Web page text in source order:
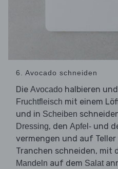
6. Avocado schneiden
Die Avocado halbieren
Fruchtfleisch mit einem
und in Scheiben
Dressing, den Apfel- und
vermengen und auf Teller
Tranchen schneiden, mit
Mandeln auf dem Salat